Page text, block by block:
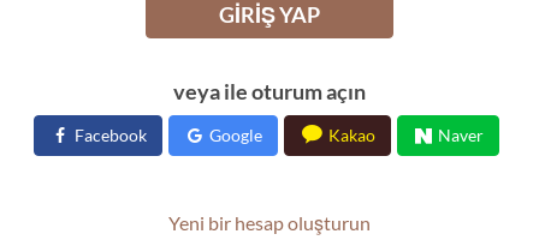
GIRIŞ YAP
veya ile oturum açın
Facebook Google Kakao Naver
Yeni bir hesap oluşturun